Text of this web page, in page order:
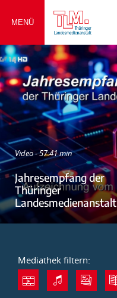
MENÜ
Video - 57:41 min
Jahresempfang der
Thüringer
Landesmedienanstalt
Mediathek filtern: